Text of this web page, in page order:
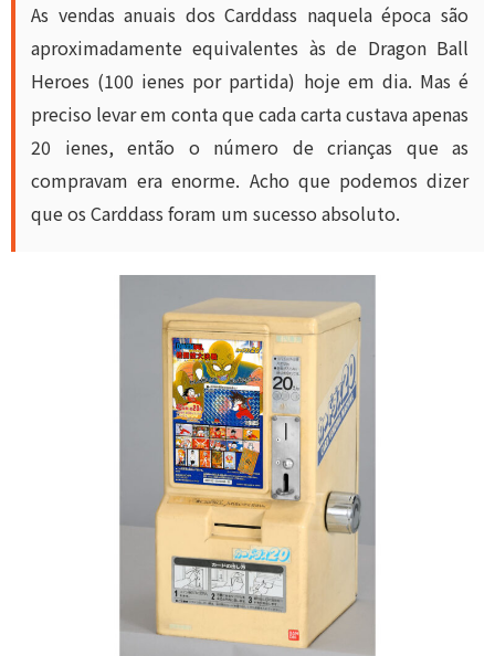
As vendas anuais dos Carddass naquela época são
aproximadamente equivalentes às de Dragon Ball
Heroes (100 ienes por partida) hoje em dia. Mas é
preciso levar em conta que cada carta custava apenas
20 ienes, então o número de crianças que as
compravam era enorme. Acho que podemos dizer
que os Carddass foram um sucesso absoluto.